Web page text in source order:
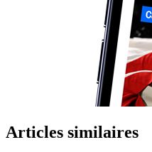
Articles similaires